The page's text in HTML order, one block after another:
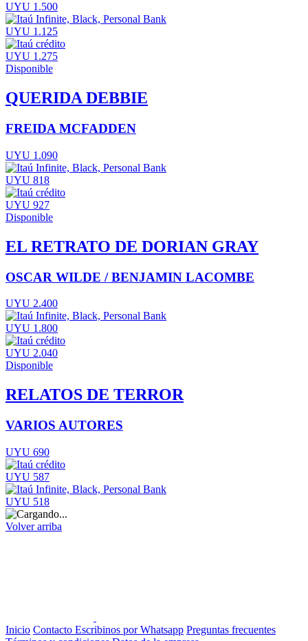
UYU 1.500
UYU 1.125
UYU 1.275
Disponible
QUERIDA DEBBIE
FREIDA MCFADDEN
UYU 1.090
UYU 818
UYU 927
Disponible
EL RETRATO DE DORIAN GRAY
OSCAR WILDE / BENJAMIN LACOMBE
UYU 2.400
UYU 1.800
UYU 2.040
Disponible
RELATOS DE TERROR
VARIOS AUTORES
UYU 690
UYU 587
UYU 518
Volver arriba
Inicio Contacto Escribinos por Whatsapp Preguntas frecuentes